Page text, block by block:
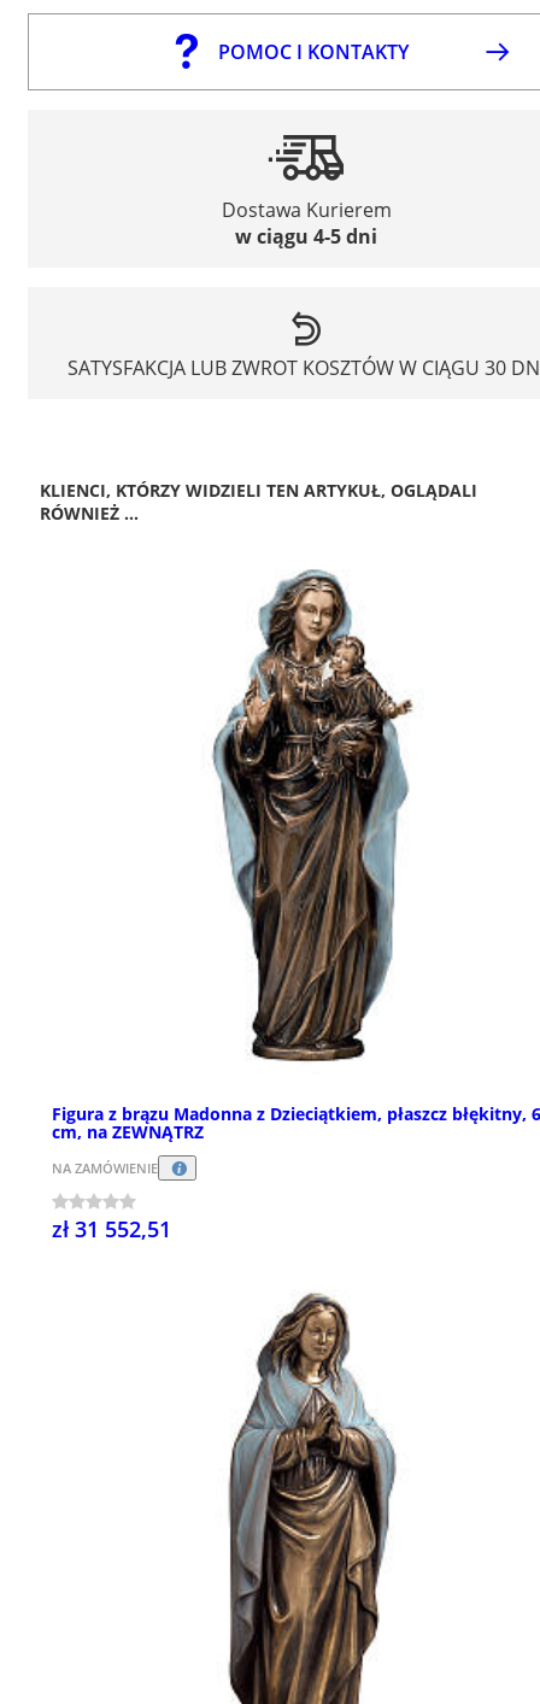
POMOC I KONTAKTY
Dostawa Kurierem
w ciągu 4-5 dni
SATYSFAKCJA LUB ZWROT KOSZTÓW W CIĄGU 30
KLIENCI, KTÓRZY WIDZIELI TEN ARTYKUŁ, OGLĄDALI
RÓWNIEŻ ...
Figura z brązu Madonna z Dzieciątkiem, płaszcz błękitny,
cm, na ZEWNĄTRZ
NA ZAMÓWIENIE
zł 31 552,51